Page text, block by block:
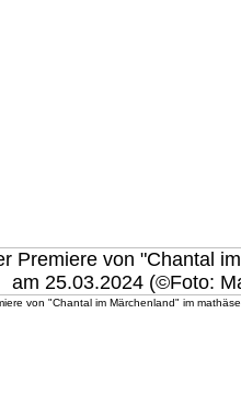
Premiere von "Chantal
am 25.03.2024 (©Foto: